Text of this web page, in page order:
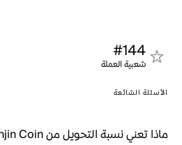
#144
شعبية العملة
الأسئلة الشائعة
ماذا تعني نسبة التحويل من Enjin Coin إلى 1inch؟